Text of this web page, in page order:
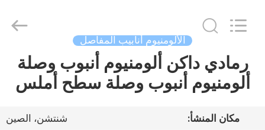
المنزل
الألومنيوم أنابيب المفاصل
رمادي داكن ألومنيوم أنبوب وصلة
ألومنيوم أنبوب وصلة سطح أملس
مكان المنشأ:
شنتشن، الصين